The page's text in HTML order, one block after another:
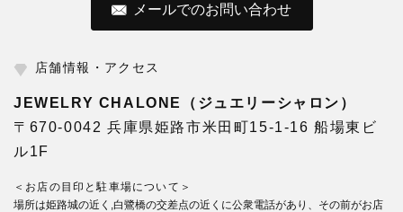
メールでのお問い合わせ
店舗情報・アクセス
JEWELRY CHALONE（ジュエリーシャロン）
〒670-0042 兵庫県姫路市米田町15-1-16 船場東ビ
ル1F
＜お店の目印と駐車場について＞
場所は姫路城の近く,白鷺橋の交差点の近くに公衆電話があり、その前がお店